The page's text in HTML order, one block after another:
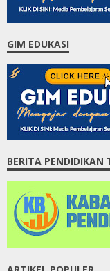
GIM EDUKASI
BERITA PENDIDIKAN